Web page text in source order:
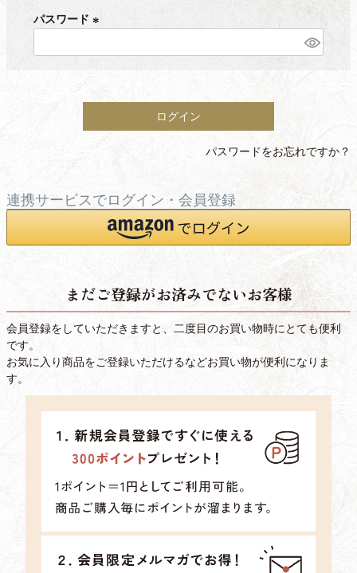
)
パスワード
必
ログイン
パスワードをお忘れですか？
連携サービスでログイン・会員登録
まだご登録がお済みでないお客様
会員登録をしていただきますと、二度目のお買い物時にとても便利
です。
お気に入り商品をご登録いただけるなどお買い物が便利になりま
す。